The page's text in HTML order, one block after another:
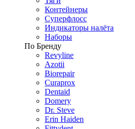
Контейнеры
Суперфлосс
Индикаторы налёта
Наборы
По Бренду
Revyline
Azotii
Biorepair
Curaprox
Dentaid
Domery
Dr. Steve
Erin Haiden